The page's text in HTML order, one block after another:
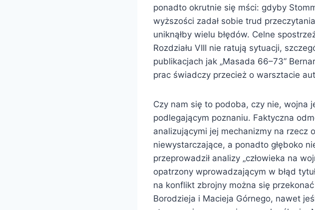
ponadto okrutnie się mści: gdyby
wyższości zadał sobie trud
uniknąłby wielu błędów. Celne
Rozdziału VIII nie ratują sytuacji,
publikacjach jak „Masada 66–73”
prac świadczy przecież o warsztacie
Czy nam się to podoba, czy nie, wojna
podlegającym poznaniu. Faktyczna
analizującymi jej mechanizmy na rzecz
niewystarczające, a ponadto głęboko
przeprowadził analizy „człowieka na
opatrzony wprowadzającym w błąd
na konflikt zbrojny można się
Borodzieja i Macieja Górnego, nawet